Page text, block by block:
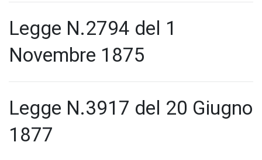
Legge N.2794 del 1
Novembre 1875
Legge N.3917 del 20 Giugno
1877